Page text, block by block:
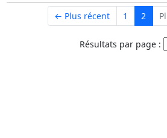
← Plus récent 1 2
Résultats par page :